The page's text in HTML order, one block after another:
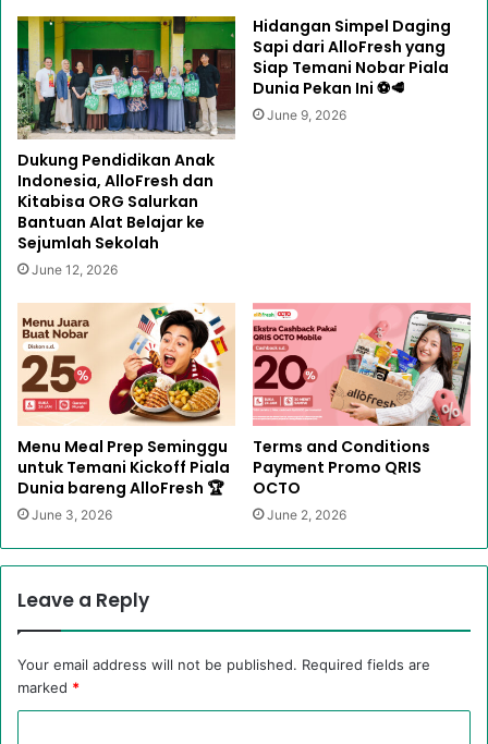
Dukung Pendidikan Anak
Indonesia, AlloFresh dan
Kitabisa ORG Salurkan
Bantuan Alat Belajar ke
Sejumlah Sekolah
June 12, 2026
Hidangan Simpel Daging
Sapi dari AlloFresh yang
Siap Temani Nobar Piala
Dunia Pekan Ini ⚽🥩
June 9, 2026
Menu Meal Prep Seminggu
untuk Temani Kickoff Piala
Dunia bareng AlloFresh 🏆
June 3, 2026
Terms and Conditions
Payment Promo QRIS
OCTO
June 2, 2026
Leave a Reply
Your email address will not be published. Required fields are
marked *